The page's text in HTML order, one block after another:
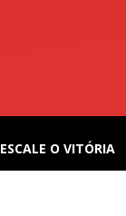
ESCALE O VITÓRIA